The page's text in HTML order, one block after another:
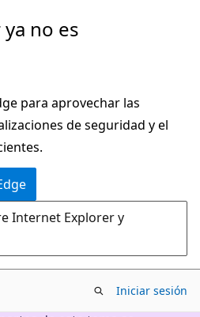
no es
para aprovechar las
de seguridad y el
Internet Explorer y
Iniciar sesión